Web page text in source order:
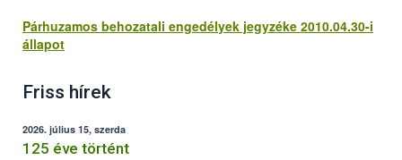
Párhuzamos behozatali engedélyek jegyzéke 2010.04.30-i
állapot
Friss hírek
2026. július 15, szerda
125 éve történt